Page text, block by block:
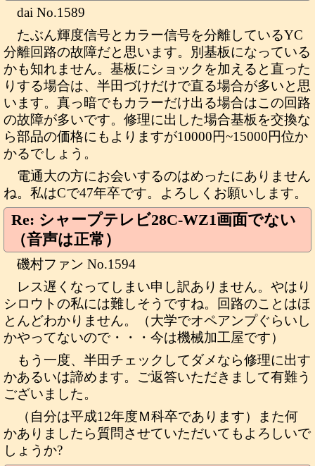
dai No.1589
たぶん輝度信号とカラー信号を分離しているYC
分離回路の故障だと思います。別基板になっている
かも知れません。基板にショックを加えると直った
りする場合は、半田づけだけで直る場合が多いと思
います。真っ暗でもカラーだけ出る場合はこの回路
の故障が多いです。修理に出した場合基板を交換な
ら部品の価格にもよりますが10000円~15000円位か
かるでしょう。
電通大の方にお会いするのはめったにありません
ね。私はCで47年卒です。よろしくお願いします。
Re: シャープテレビ28C-WZ1画面でない
（音声は正常）
磯村ファン No.1594
レス遅くなってしまい申し訳ありません。やはり
シロウトの私には難しそうですね。回路のことはほ
とんどわかりません。（大学でオペアンプぐらいし
かやってないので・・・今は機械加工屋です）
もう一度、半田チェックしてダメなら修理に出す
かあるいは諦めます。ご返答いただきまして有難う
ございました。
（自分は平成12年度Ｍ科卒であります）また何
かありましたら質問させていただいてもよろしいで
しょうか?